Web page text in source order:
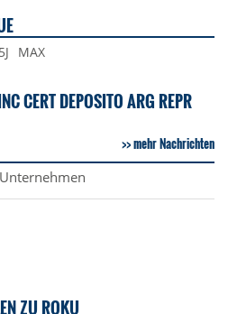
5J MAX
CERT DEPOSITO ARG REPR
mehr Nachrichten
ZU ROKU